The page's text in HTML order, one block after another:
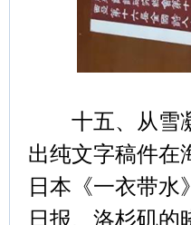
十五、从雪凝
出纯文字稿件在
日本《一衣带
日报、洛杉矶